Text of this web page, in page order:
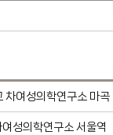
차여성의학연구소 마곡
성의학연구소 서울역